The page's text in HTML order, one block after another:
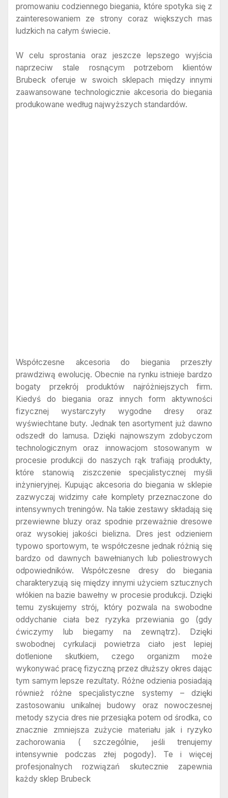
promowaniu codziennego biegania, które spotyka się z
zainteresowaniem ze strony coraz większych mas
ludzkich na całym świecie.
W celu sprostania oraz jeszcze lepszego wyjścia
naprzeciw stale rosnącym potrzebom klientów
Brubeck oferuje w swoich sklepach między innymi
zaawansowane technologicznie akcesoria do biegania
produkowane według najwyższych standardów.
Współczesne akcesoria do biegania przeszły
prawdziwą ewolucję. Obecnie na rynku istnieje bardzo
bogaty przekrój produktów najróżniejszych firm.
Kiedyś do biegania oraz innych form aktywności
fizycznej wystarczyły wygodne dresy oraz
wyświechtane buty. Jednak ten asortyment już dawno
odszedł do lamusa. Dzięki najnowszym zdobyczom
technologicznym oraz innowacjom stosowanym w
procesie produkcji do naszych rąk trafiają produkty,
które stanowią ziszczenie specjalistycznej myśli
inżynieryjnej. Kupując akcesoria do biegania w sklepie
zazwyczaj widzimy całe komplety przeznaczone do
intensywnych treningów. Na takie zestawy składają się
przewiewne bluzy oraz spodnie przeważnie dresowe
oraz wysokiej jakości bielizna. Dres jest odzieniem
typowo sportowym, te współczesne jednak różnią się
bardzo od dawnych bawełnianych lub poliestrowych
odpowiedników. Współczesne dresy do biegania
charakteryzują się między innymi użyciem sztucznych
włókien na bazie bawełny w procesie produkcji. Dzięki
temu zyskujemy strój, który pozwala na swobodne
oddychanie ciała bez ryzyka przewiania go (gdy
ćwiczymy lub biegamy na zewnątrz). Dzięki
swobodnej cyrkulacji powietrza ciało jest lepiej
dotlenione skutkiem, czego organizm może
wykonywać pracę fizyczną przez dłuższy okres dając
tym samym lepsze rezultaty. Różne odzienia posiadają
również różne specjalistyczne systemy – dzięki
zastosowaniu unikalnej budowy oraz nowoczesnej
metody szycia dres nie przesiąka potem od środka, co
znacznie zmniejsza zużycie materiału jak i ryzyko
zachorowania ( szczególnie, jeśli trenujemy
intensywnie podczas złej pogody). Te i więcej
profesjonalnych rozwiązań skutecznie zapewnia
każdy sklep Brubeck